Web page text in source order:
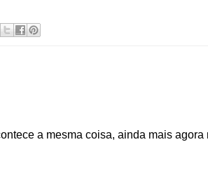
a mesma coisa, ainda mais agora